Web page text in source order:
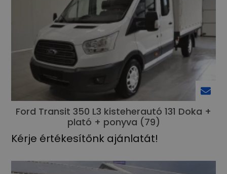
Ford Transit 350 L3 kisteherautó 131 Doka +
plató + ponyva (79)
Kérje értékesítőnk ajánlatát!